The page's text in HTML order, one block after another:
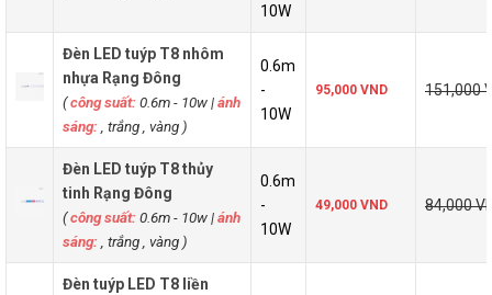
10W
Đèn LED tuýp T8 nhôm
nhựa Rạng Đông
(công suất:0.6m - 10w|ánh
sáng: , trắng , vàng )
0.6m
-
10W
95,000 VND 151,000
Đèn LED tuýp T8 thủy
tinh Rạng Đông
(công suất:0.6m - 10w|ánh
sáng: , trắng , vàng )
0.6m
-
10W
49,000 VND 84,000
Đèn tuýp LED T8 liền